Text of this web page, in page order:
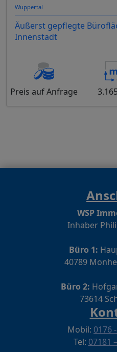
Wuppertal
Äußerst gepflegte
Innenstadt
Preis auf Anfrage
WSP
Inhaber
Büro 1:
40789
Büro 2:
73614
Mobil: 0176
Tel: 07181